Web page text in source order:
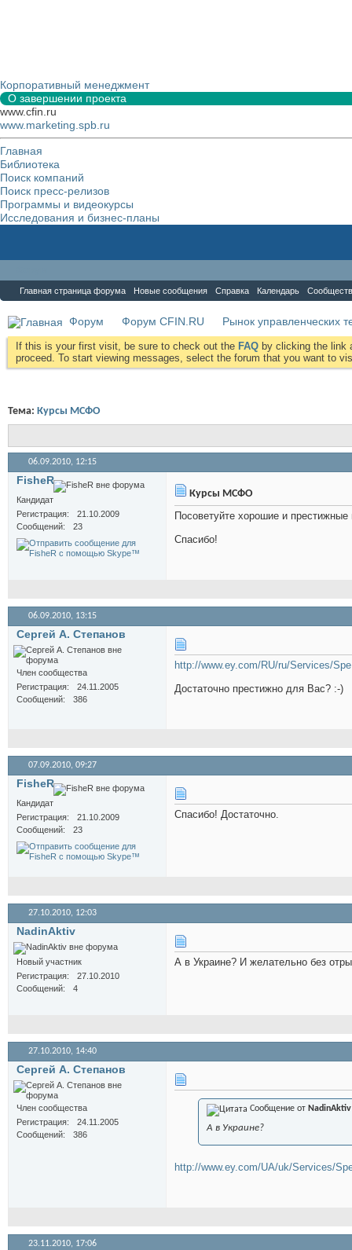
Корпоративный менеджмент
О завершении проекта
www.cfin.ru
www.marketing.spb.ru
Главная
Библиотека
Поиск компаний
Поиск пресс-релизов
Программы и видеокурсы
Исследования и бизнес-планы
Главная страница форума Новые сообщения Справка Календарь
Форум Форум CFIN.RU Рынок управленческих
If this is your first visit, be sure to check out the FAQ by clicking the link
proceed. To start viewing messages, select the forum that you want to
Тема: Курсы МСФО
06.09.2010, 12:15
FisheR
Кандидат
Регистрация
21.10.2009
Сообщений
23
Курсы МСФО
Посоветуйте хорошие и
Спасибо!
06.09.2010, 13:15
Сергей А. Степанов
Член сообщества
Регистрация
24.11.2005
Сообщений
386
http://www.ey.com/RU/ru/Services/
Достаточно престижно для Вас? :-)
07.09.2010, 09:27
FisheR
Кандидат
Регистрация
21.10.2009
Сообщений
23
Спасибо! Достаточно.
27.10.2010, 12:03
NadinAktiv
Новый участник
Регистрация
27.10.2010
Сообщений
4
А в Украине? И желательно без
27.10.2010, 14:40
Сергей А. Степанов
Член сообщества
Регистрация
24.11.2005
Сообщений
386
Сообщение от NadinAktiv
А в Украине?
http://www.ey.com/UA/uk/Services/
23.11.2010, 17:06